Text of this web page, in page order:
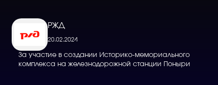
РЖД
20.02.2024
За участие в создании Историко-мемориального
комплекса на железнодорожной станции Поныри